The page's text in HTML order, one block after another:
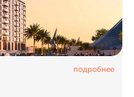
подробнее